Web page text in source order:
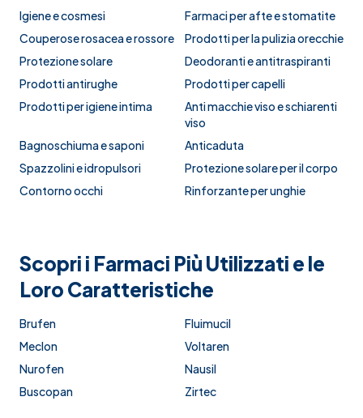
Igiene e cosmesi
Farmaci per afte e stomatite
Couperose rosacea e rossore
Prodotti per la pulizia orecchie
Protezione solare
Deodoranti e antitraspiranti
Prodotti antirughe
Prodotti per capelli
Prodotti per igiene intima
Anti macchie viso e schiarenti
viso
Bagnoschiuma e saponi
Anticaduta
Spazzolini e idropulsori
Protezione solare per il corpo
Contorno occhi
Rinforzante per unghie
Scopri i Farmaci Più Utilizzati e le
Loro Caratteristiche
Brufen
Fluimucil
Meclon
Voltaren
Nurofen
Nausil
Buscopan
Zirtec